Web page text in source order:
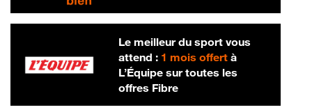
Le meilleur du sport vous
attend : 1 mois offertà
L’Équipe sur toutes les
offres Fibre